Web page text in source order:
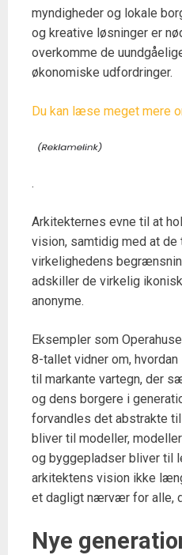
myndigheder og lokale
og kreative løsninger er
overkomme de
økonomiske udfordringer.
Du kan læse meget mere
.
Arkitekternes evne til at
vision, samtidig med at
virkelighedens
adskiller de virkelig
anonyme.
Eksempler som
8-tallet vidner om,
til markante vartegn, der
og dens borgere i
forvandles det abstrakte
bliver til modeller,
og byggepladser bliver til
arkitektens vision ikke
et dagligt nærvær for alle,
Nye